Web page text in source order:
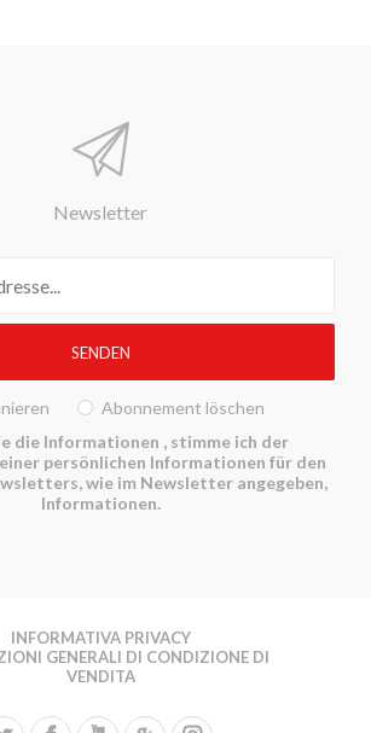
Newsletter
Abonnement löschen
die Informationen , stimme ich der
persönlichen Informationen für den
wie im Newsletter angegeben,
Informationen.
INFORMATIVA PRIVACY
GENERALI DI CONDIZIONE DI
VENDITA